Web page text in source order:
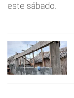
este sábado.